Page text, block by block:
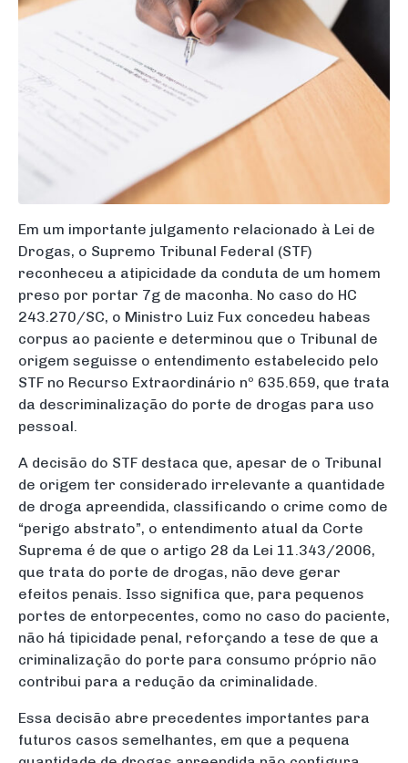
Em um importante julgamento relacionado à Lei de
Drogas, o Supremo Tribunal Federal (STF)
reconheceu a atipicidade da conduta de um homem
preso por portar 7g de maconha. No caso do HC
243.270/SC, o Ministro Luiz Fux concedeu habeas
corpus ao paciente e determinou que o Tribunal de
origem seguisse o entendimento estabelecido pelo
STF no Recurso Extraordinário nº 635.659, que trata
da descriminalização do porte de drogas para uso
pessoal.
A decisão do STF destaca que, apesar de o Tribunal
de origem ter considerado irrelevante a quantidade
de droga apreendida, classificando o crime como de
“perigo abstrato”, o entendimento atual da Corte
Suprema é de que o artigo 28 da Lei 11.343/2006,
que trata do porte de drogas, não deve gerar
efeitos penais. Isso significa que, para pequenos
portes de entorpecentes, como no caso do paciente,
não há tipicidade penal, reforçando a tese de que a
criminalização do porte para consumo próprio não
contribui para a redução da criminalidade.
Essa decisão abre precedentes importantes para
futuros casos semelhantes, em que a pequena